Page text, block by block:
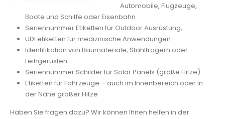
Automobile, Flugzeuge,
Boote und Schiffe oder Eisenbahn
Seriennummer Etiketten für Outdoor Ausrüstung,
UDI etiketten für medizinische Anwendungen
Identifikation von Baumateriale, Stahlträgern oder
Leihgerüsten
Seriennummer Schilder für Solar Panels (große Hitze)
Etiketten für Fahrzeuge – auch im Innenbereich oder in
der Nähe großer Hitze
Haben Sie fragen dazu? Wir können Ihnen helfen in der